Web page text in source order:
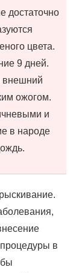
достаточно
цвета.
9 дней.
внешний
ожогом.
и
в народе
в